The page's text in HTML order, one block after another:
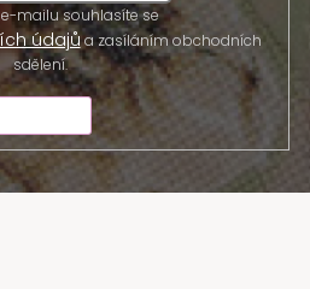
mailu souhlasíte se
údajůa zasíláním obchodních
sdělení.